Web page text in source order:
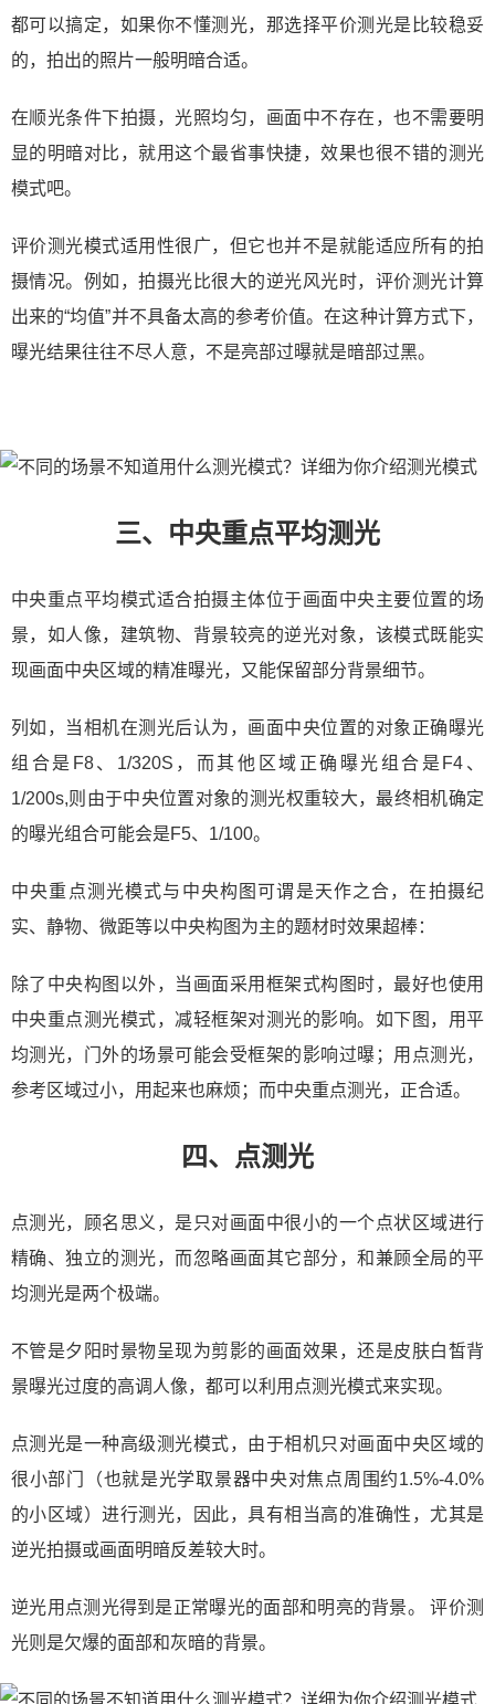
都可以搞定，如果你不懂测光，那选择平价测光是比较稳妥
的，拍出的照片一般明暗合适。
在顺光条件下拍摄，光照均匀，画面中不存在，也不需要明
显的明暗对比，就用这个最省事快捷，效果也很不错的测光
模式吧。
评价测光模式适用性很广，但它也并不是就能适应所有的拍
摄情况。例如，拍摄光比很大的逆光风光时，评价测光计算
出来的“均值”并不具备太高的参考价值。在这种计算方式下，
曝光结果往往不尽人意，不是亮部过曝就是暗部过黑。
三、中央重点平均测光
中央重点平均模式适合拍摄主体位于画面中央主要位置的场
景，如人像，建筑物、背景较亮的逆光对象，该模式既能实
现画面中央区域的精准曝光，又能保留部分背景细节。
列如，当相机在测光后认为，画面中央位置的对象正确曝光
组合是F8、1/320S，而其他区域正确曝光组合是F4、
1/200s,则由于中央位置对象的测光权重较大，最终相机确定
的曝光组合可能会是F5、1/100。
中央重点测光模式与中央构图可谓是天作之合，在拍摄纪
实、静物、微距等以中央构图为主的题材时效果超棒：
除了中央构图以外，当画面采用框架式构图时，最好也使用
中央重点测光模式，减轻框架对测光的影响。如下图，用平
均测光，门外的场景可能会受框架的影响过曝；用点测光，
参考区域过小，用起来也麻烦；而中央重点测光，正合适。
四、点测光
点测光，顾名思义，是只对画面中很小的一个点状区域进行
精确、独立的测光，而忽略画面其它部分，和兼顾全局的平
均测光是两个极端。
不管是夕阳时景物呈现为剪影的画面效果，还是皮肤白皙背
景曝光过度的高调人像，都可以利用点测光模式来实现。
点测光是一种高级测光模式，由于相机只对画面中央区域的
很小部门（也就是光学取景器中央对焦点周围约1.5%-4.0%
的小区域）进行测光，因此，具有相当高的准确性，尤其是
逆光拍摄或画面明暗反差较大时。
逆光用点测光得到是正常曝光的面部和明亮的背景。 评价测
光则是欠爆的面部和灰暗的背景。